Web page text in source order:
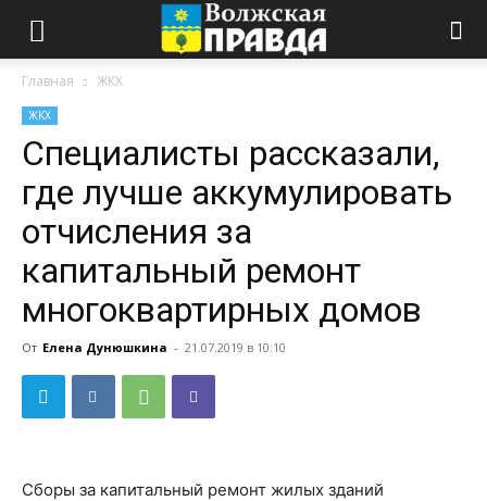
Главная ЖКХ
ЖКХ
Специалисты рассказали,
где лучше аккумулировать
отчисления за
капитальный ремонт
многоквартирных домов
От Елена Дунюшкина - 21.07.2019 в 10:10
Сборы за капитальный ремонт жилых зданий